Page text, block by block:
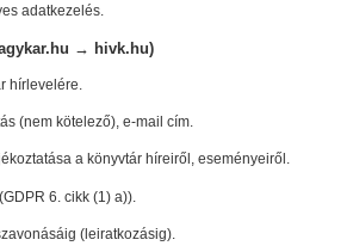
adatkezelés.
→ hivk.hu)
hírlevelére.
(nem kötelező), e-mail cím.
a könyvtár híreiről, eseményeiről.
6. cikk (1) a)).
(leiratkozásig).